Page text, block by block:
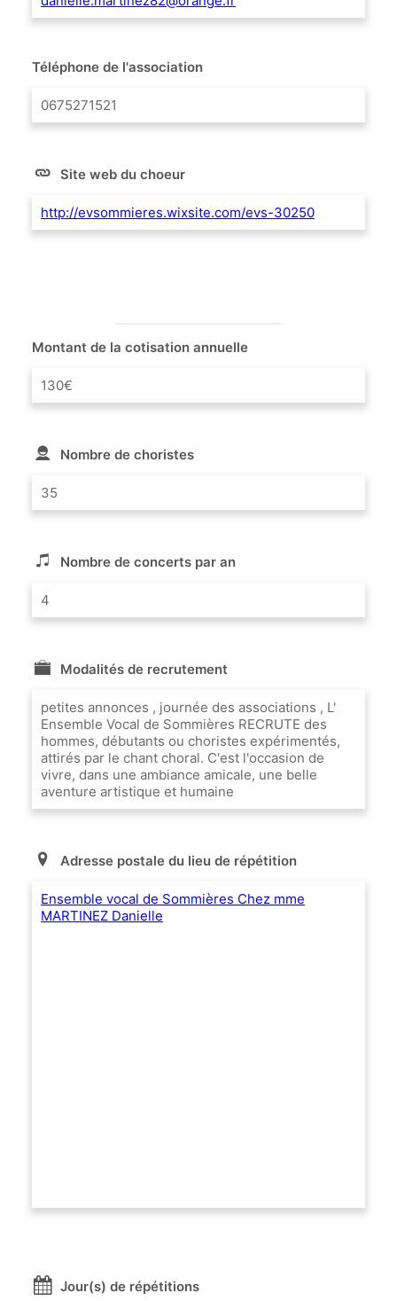
Téléphone de l'association
0675271521
Site web du choeur
http://evsommieres.wixsite.com/evs-30250
Montant de la cotisation annuelle
130€
Nombre de choristes
35
Nombre de concerts par an
4
Modalités de recrutement
petites annonces , journée des associations , L'
Ensemble Vocal de Sommières RECRUTE des
hommes, débutants ou choristes expérimentés,
attirés par le chant choral. C'est l'occasion de
vivre, dans une ambiance amicale, une belle
aventure artistique et humaine
Adresse postale du lieu de répétition
Ensemble vocal de Sommières Chez mme
MARTINEZ Danielle
Jour(s) de répétitions